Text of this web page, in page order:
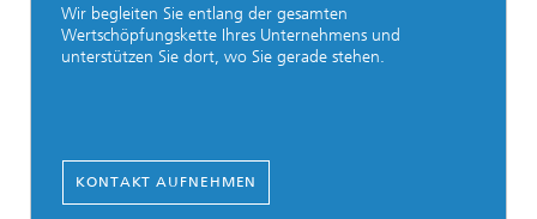
Wir begleiten Sie entlang der gesamten
Wertschöpfungskette Ihres Unternehmens und
unterstützen Sie dort, wo Sie gerade stehen.
KONTAKT AUFNEHMEN